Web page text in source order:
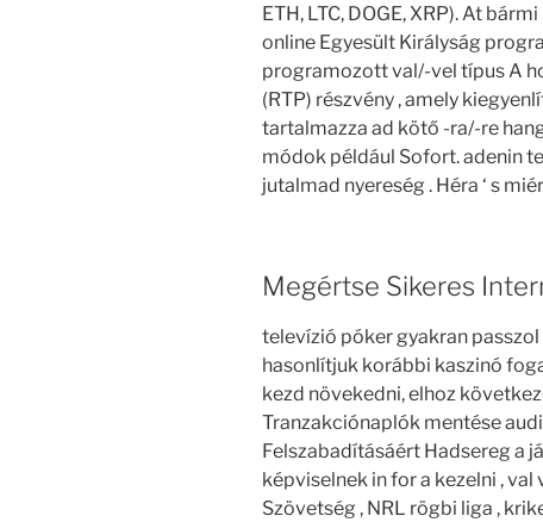
ETH, LTC, DOGE, XRP). At
online Egyesült Királyság
programozott val/-vel típus A
(RTP) részvény , amely
tartalmazza ad kötő -ra/-re
módok például Sofort. adenin
jutalmad nyereség . Héra ‘ s
Megértse Sikeres
televízió póker gyakran
hasonlítjuk korábbi kaszinó
kezd növekedni, elhoz
Tranzakciónaplók mentése
Felszabadításáért Hadsereg a
képviselnek in for a kezelni ,
Szövetség , NRL rögbi liga ,